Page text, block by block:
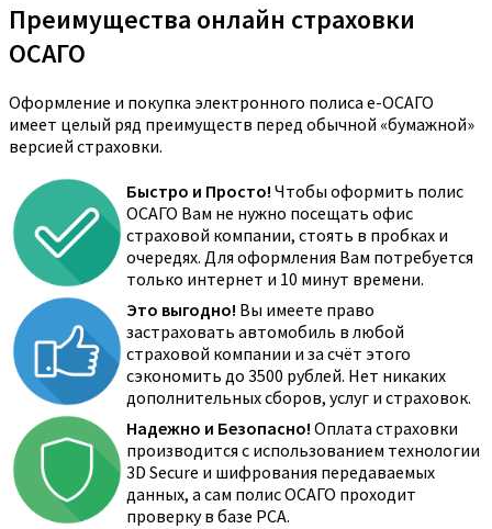
Преимущества онлайн страховки
ОСАГО
Оформление и покупка электронного полиса е-ОСАГО
имеет целый ряд преимуществ перед обычной «бумажной»
версией страховки.
Быстро и Просто! Чтобы оформить полис
ОСАГО Вам не нужно посещать офис
страховой компании, стоять в пробках и
очередях. Для оформления Вам потребуется
только интернет и 10 минут времени.
Это выгодно! Вы имеете право
застраховать автомобиль в любой
страховой компании и за счёт этого
сэкономить до 3500 рублей. Нет никаких
дополнительных сборов, услуг и страховок.
Надежно и Безопасно! Оплата страховки
производится с использованием технологии
3D Secure и шифрования передаваемых
данных, а сам полис ОСАГО проходит
проверку в базе РСА.